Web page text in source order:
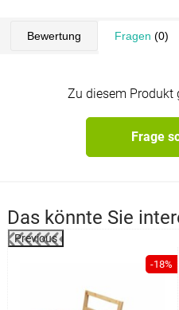
Bewertung Fragen (0)
Zu diesem Produkt
Frage
Das könnte Sie
Previous
-18%